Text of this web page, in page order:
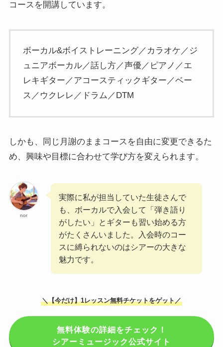
コースを開講しています。
ボーカル&ボイストレーニング／カラオケ／ジ
ュニアボーカル／話し方／声優／ピアノ／エ
レキギター／アコースティックギター／ベー
ス／ウクレレ／ドラム／DTM
しかも、同じ月謝のままコースを自由に変更できるた
め、興味や目標に合わせて学び方を変えられます。
nor
実際に私が担当していた生徒さんで
も、ボーカルで入会して「弾き語り
がしたい」とギターも習い始める方
がたくさんいました。入会時のコー
スに縛られないのはシアーの大きな
魅力です。
＼【今だけ】1レッスン無料チケットをゲット／
無料体験の詳細をチェック！
シアーミュージック公式サイト